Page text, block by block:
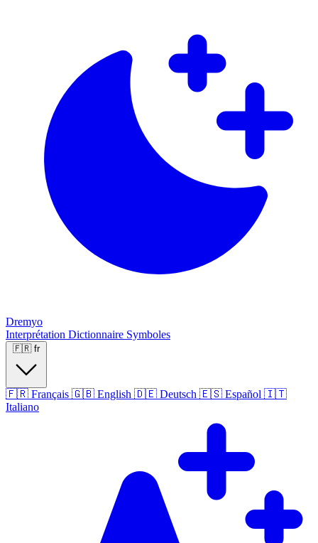
Dremyo
Interprétation Dictionnaire Symboles
🇫🇷 fr
🇫🇷 Français 🇬🇧 English 🇩🇪 Deutsch 🇪🇸 Español 🇮🇹
Italiano